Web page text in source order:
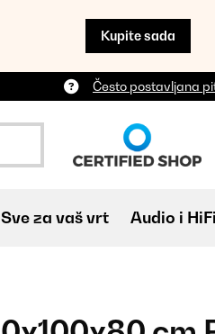
Kupite sada
Često postavljana
Sve za vaš vrt Audio i HiFi